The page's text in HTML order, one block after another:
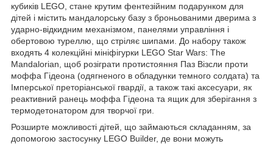
кубиків LEGO, стане крутим фентезійним подарунком для
дітей і містить мандалорську базу з броньованими дверима з
ударно-відкидним механізмом, панелями управління і
обертовою туреллю, що стріляє шипами. До набору також
входять 4 колекційні мініфігурки LEGO Star Wars: The
Mandalorian, щоб розіграти протистояння Паз Візсли проти
моффа Гідеона (одягненого в обладунки темного солдата) та
Імперської преторіанської гвардії, а також такі аксесуари, як
реактивний ранець моффа Гідеона та ящик для зберігання з
термодетонатором для творчої гри.
Розширте можливості дітей, що займаються складанням, за
допомогою застосунку LEGO Builder, де вони можуть